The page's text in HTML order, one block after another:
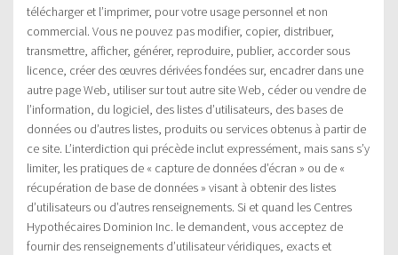
télécharger et l’imprimer, pour votre usage personnel et non
commercial. Vous ne pouvez pas modifier, copier, distribuer,
transmettre, afficher, générer, reproduire, publier, accorder sous
licence, créer des œuvres dérivées fondées sur, encadrer dans une
autre page Web, utiliser sur tout autre site Web, céder ou vendre de
l’information, du logiciel, des listes d’utilisateurs, des bases de
données ou d’autres listes, produits ou services obtenus à partir de
ce site. L’interdiction qui précède inclut expressément, mais sans s’y
limiter, les pratiques de « capture de données d’écran » ou de «
récupération de base de données » visant à obtenir des listes
d’utilisateurs ou d’autres renseignements. Si et quand les Centres
Hypothécaires Dominion Inc. le demandent, vous acceptez de
fournir des renseignements d’utilisateur véridiques, exacts et